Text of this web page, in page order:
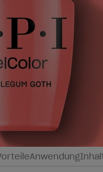
Anwendung